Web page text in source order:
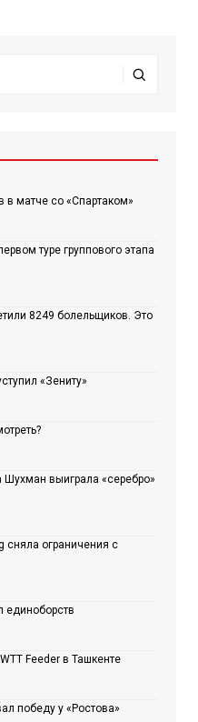
в матче со «Спартаком»
туре группового этапа
8249 болельщиков. Это
«Зениту»
Шухман выиграла «серебро»
сняла ограничения с
единоборств
Feeder в Ташкенте
победу у «Ростова»